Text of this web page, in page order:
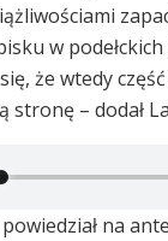
w podełckich
że wtedy
stronę – dodał
na